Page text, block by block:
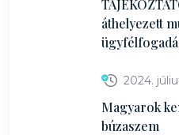
áthelyezett
2024.
Magyarok
búzaszem